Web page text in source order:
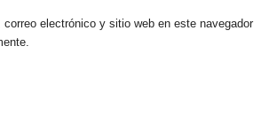
correo electrónico y sitio web en este navegador